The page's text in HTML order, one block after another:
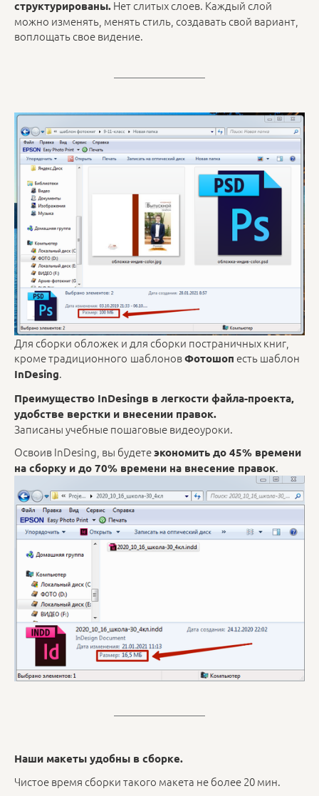
структурированы. Нет слитых слоев. Каждый слой
можно изменять, менять стиль, создавать свой вариант,
воплощать свое видение.
Для сборки обложек и для сборки постраничных книг,
кроме традиционного шаблоновФотошоп есть шаблон
InDesing.
Преимущество InDesingв в легкости файла-проекта,
удобстве верстки и внесении правок.
Записаны учебные пошаговые видеоуроки.
Освоив InDesing, вы будетеэкономить до 45% времени
на сборку и до 70% времени на внесение правок.
Наши макеты удобны в сборке.
Чистое время сборки такого макета не более 20 мин.